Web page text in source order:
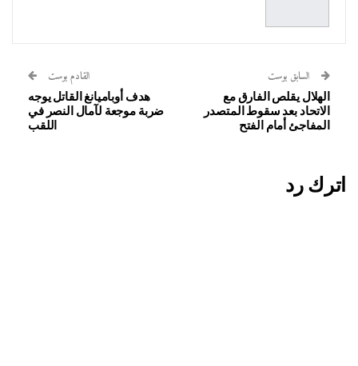
السابق بوست
الهلال يقلص الفارق مع
الاتحاد بعد سقوط المتصدر
المفاجئ أمام الفتح
القادم بوست
هدف أوباميانغ القاتل يوجه
ضربة موجعة لآمال النصر في
اللقب
اترك رد